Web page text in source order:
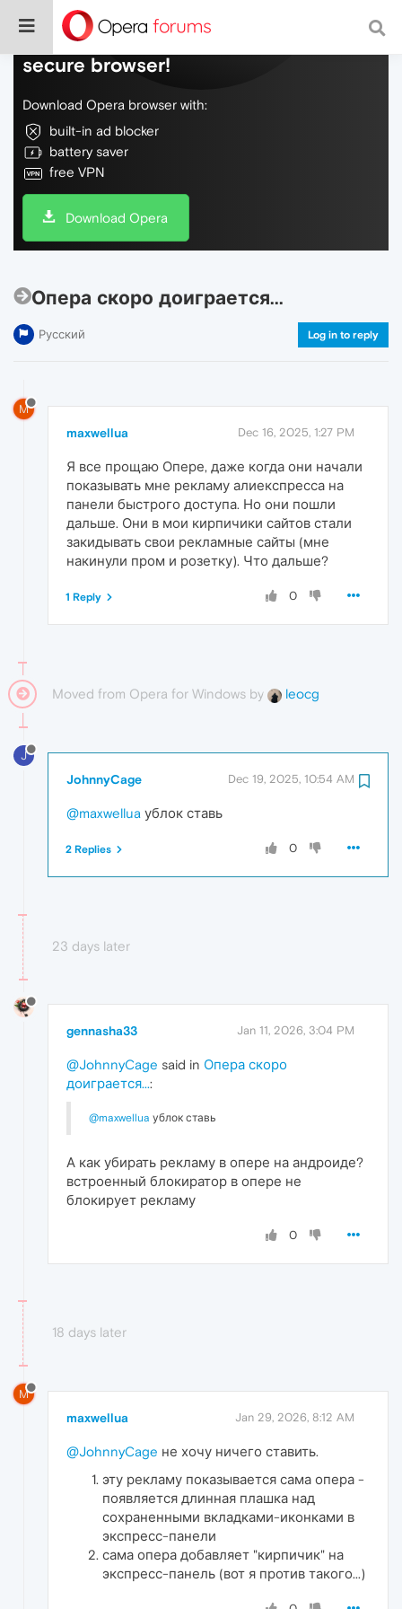
Do more on the web, with a fast and
secure browser!
Download Opera browser with:
built-in ad blocker
battery saver
free VPN
Download Opera
Опера скоро доиграется...
Русский Log in to reply
M
maxwellua Dec 16, 2025, 1:27 PM
Я все прощаю Опере, даже когда они начали
показывать мне рекламу алиекспресса на
панели быстрого доступа. Но они пошли
дальше. Они в мои кирпичики сайтов стали
закидывать свои рекламные сайты (мне
накинули пром и розетку). Что дальше?
0
1 Reply
Moved from Opera for Windows by leocg
J
JohnnyCage Dec 19, 2025, 10:54 AM
@maxwellua ублок ставь
0
2 Replies
23 days later
gennasha33 Jan 11, 2026, 3:04 PM
@JohnnyCage said in Опера скоро
доиграется...:
@maxwellua ублок ставь
А как убирать рекламу в опере на андроиде?
встроенный блокиратор в опере не
блокирует рекламу
0
18 days later
M
maxwellua Jan 29, 2026, 8:12 AM
@JohnnyCage не хочу ничего ставить.
эту рекламу показывается сама опера -
появляется длинная плашка над
сохраненными вкладками-иконками в
экспресс-панели
сама опера добавляет "кирпичик" на
экспресс-панель (вот я против такого...)